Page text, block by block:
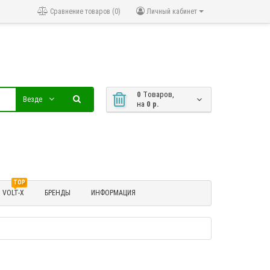
Личный кабинет
Сравнение товаров (0)
0 Tоваров,
на 0 р.
Везде
TOP
VOLT-X БРЕНДЫ ИНФОРМАЦИЯ